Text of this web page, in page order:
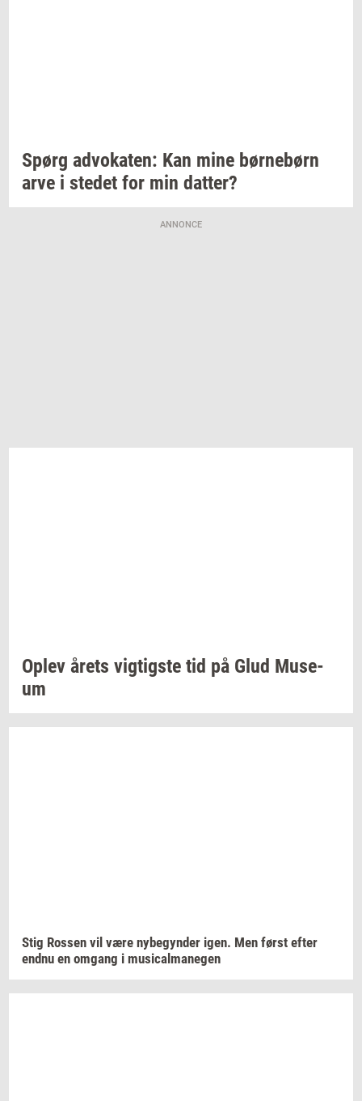
Spørg ad­vo­ka­ten: Kan mine bør­ne­børn
arve i ste­det for min dat­ter?
ANNONCE
Oplev årets vig­tig­ste tid på Glud Mu­se­
um
Stig Ros­sen vil være ny­be­gyn­der igen. Men først efter
endnu en om­gang i mu­si­cal­ma­ne­gen